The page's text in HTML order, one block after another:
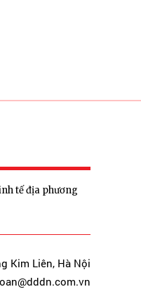
tế địa phương
Kim Liên, Hà Nội